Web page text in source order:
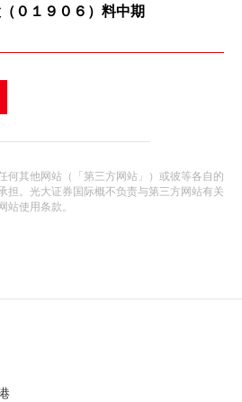
０１９０６）料中期
何其他网站（「第三方网站」）或彼等各自的
担。光大证券国际概不负责与第三方网站有关
站使用条款。